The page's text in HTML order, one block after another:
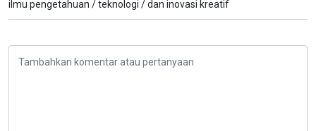
ilmu pengetahuan /teknologi /dan inovasi kreatif